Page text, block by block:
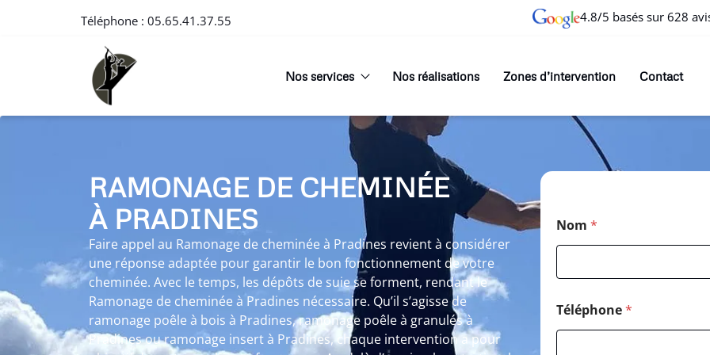
Téléphone : 05.65.41.37.55 4.8/5 basés sur 628
Nos services Nos réalisations Zones d’intervention Contact
RAMONAGE DE CHEMINÉE
À PRADINES
Faire appel au Ramonage de cheminée à Pradines revient à considérer
une réponse adaptée pour garantir le bon fonctionnement de votre
cheminée. Avec le temps, les dépôts de suie se forment, rendant le
Ramonage de cheminée à Pradines nécessaire. Qu’il s’agisse de
ramonage poêle à bois à Pradines, ramonage poêle à granulés à
Pradines ou ramonage insert à Pradines, chaque intervention a pour
Nom *
Téléphone*